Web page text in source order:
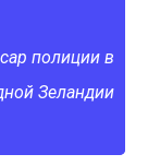
полиции в
Зеландии